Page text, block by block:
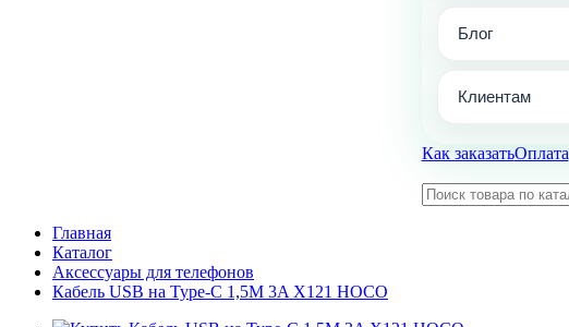
Блог
Клиентам
Как заказатьОплата
Главная
Каталог
Аксессуары для телефонов
Кабель USB на Type-C 1,5M 3A X121 HOCO